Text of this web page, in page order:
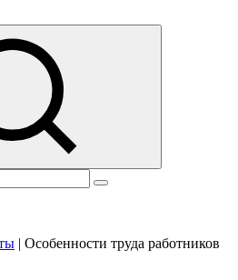
| Особенности труда работников